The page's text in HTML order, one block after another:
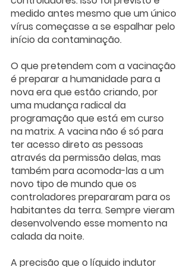
medido antes mesmo que um único
vírus começasse a se espalhar pelo
início da contaminação.
O que pretendem com a vacinação
é preparar a humanidade para a
nova era que estão criando, por
uma mudança radical da
programação que está em curso
na matrix. A vacina não é só para
ter acesso direto as pessoas
através da permissão delas, mas
também para acomoda-las a um
novo tipo de mundo que os
controladores prepararam para os
habitantes da terra. Sempre vieram
desenvolvendo esse momento na
calada da noite.
A precisão que o líquido indutor